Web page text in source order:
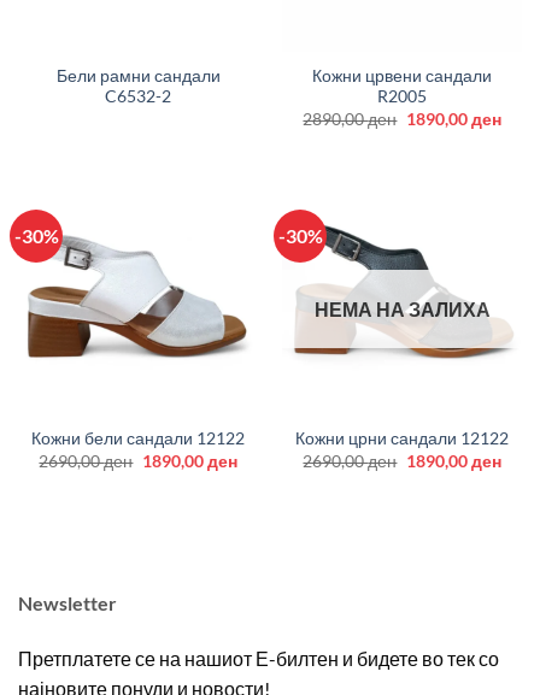
Бели рамни сандали
C6532-2
Кожни црвени сандали
R2005
2890,00ден Original
1890,00ден
-30%
Кожни бели сандали 12122
2690,00ден Original
1890,00денCurrent
-30%
НЕМА НА ЗАЛИХА
Кожни црни сандали 12122
2690,00ден Original
1890,00ден
Newsletter
Претплатете се на нашиот Е-билтен и бидете во тек со
најновите понуди и новости!